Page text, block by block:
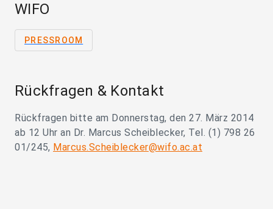
WIFO
PRESSROOM
Rückfragen & Kontakt
Rückfragen bitte am Donnerstag, den 27. März 2014
ab 12 Uhr an Dr. Marcus Scheiblecker, Tel. (1) 798 26
01/245, Marcus.Scheiblecker@wifo.ac.at